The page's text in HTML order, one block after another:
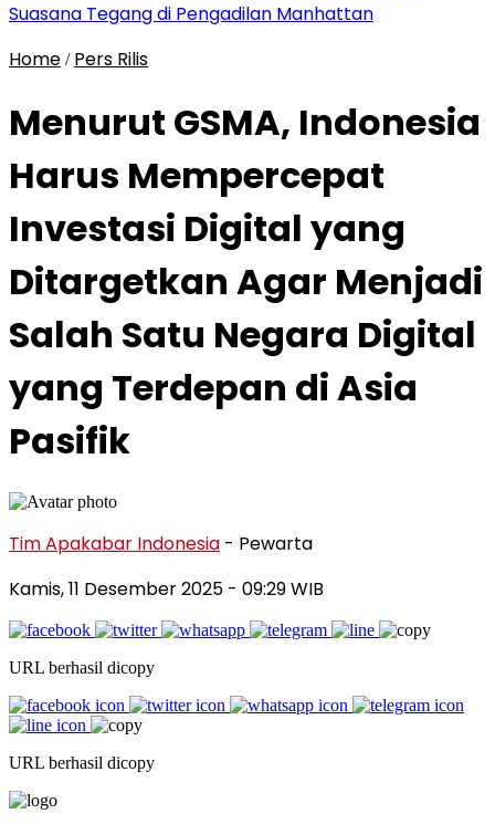
Suasana Tegang di Pengadilan Manhattan
Home / Pers Rilis
Menurut GSMA, Indonesia
Harus Mempercepat
Investasi Digital yang
Ditargetkan Agar Menjadi
Salah Satu Negara Digital
yang Terdepan di Asia
Pasifik
Tim Apakabar Indonesia - Pewarta
Kamis, 11 Desember 2025 - 09:29 WIB
URL berhasil dicopy
URL berhasil dicopy